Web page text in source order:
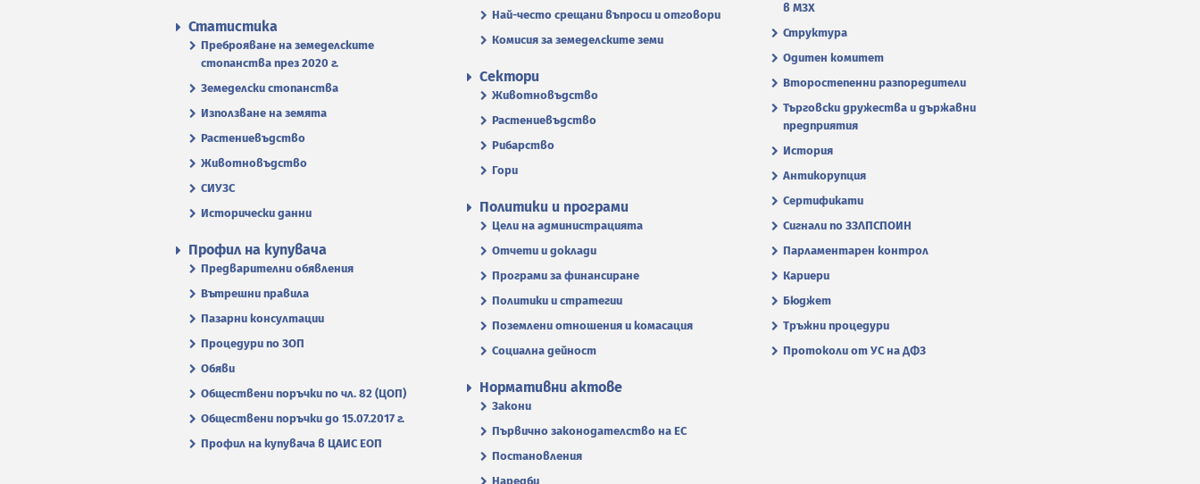
Най-често срещани въпроси и отговори
Комисия за земеделските земи
в МЗХ
Структура
Одитен комитет
Второстепенни разпоредители
Търговски дружества и държавни
предприятия
История
Антикорупция
Сертификати
Сигнали по ЗЗЛПСПОИН
Парламентарен контрол
Кариери
Бюджет
Тръжни процедури
Протоколи от УС на ДФЗ
Статистика
Преброяване на земеделските
стопанства през 2020 г.
Земеделски стопанства
Използване на земята
Растениевъдство
Животновъдство
СИУЗС
Исторически данни
Сектори
Животновъдство
Растениевъдство
Рибарство
Гори
Политики и програми
Цели на администрацията
Отчети и доклади
Програми за финансиране
Политики и стратегии
Поземлени отношения и комасация
Социална дейност
Профил на купувача
Предварителни обявления
Вътрешни правила
Пазарни консултации
Процедури по ЗОП
Обяви
Обществени поръчки по чл. 82 (ЦОП)
Обществени поръчки до 15.07.2017 г.
Профил на купувача в ЦАИС ЕОП
Нормативни актове
Закони
Първично законодателство на ЕС
Постановления
Наредби